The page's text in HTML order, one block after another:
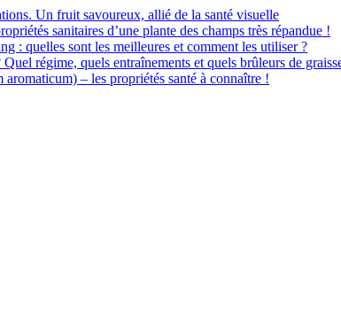
Un fruit savoureux, allié de la santé visuelle
sanitaires d’une plante des champs très répandue !
: quelles sont les meilleures et comment les utiliser ?
régime, quels entraînements et quels brûleurs de
– les propriétés santé à connaître !